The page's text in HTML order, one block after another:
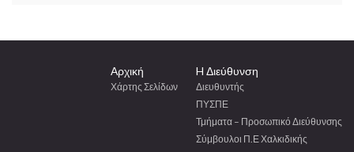
Αρχική
Χάρτης Σελίδων
H Διεύθυνση
Διευθυντής
ΠΥΣΠΕ
Τμήματα – Προσωπικό Διεύθυνσης
Σύμβουλοι Π.Ε Χαλκιδικής